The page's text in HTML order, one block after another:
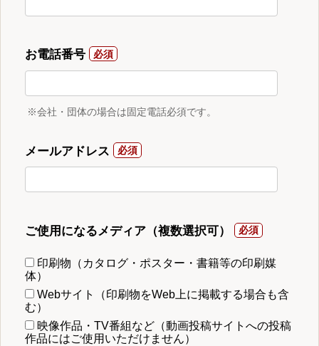
お電話番号
※会社・団体の場合は固定電話必須です。
メールアドレス
ご使用になるメディア（複数選択可）
印刷物（カタログ・ポスター・書籍等の印刷媒
体）
Webサイト（印刷物をWeb上に掲載する場合も含
む）
映像作品・TV番組など（動画投稿サイトへの投稿
作品にはご使用いただけません）